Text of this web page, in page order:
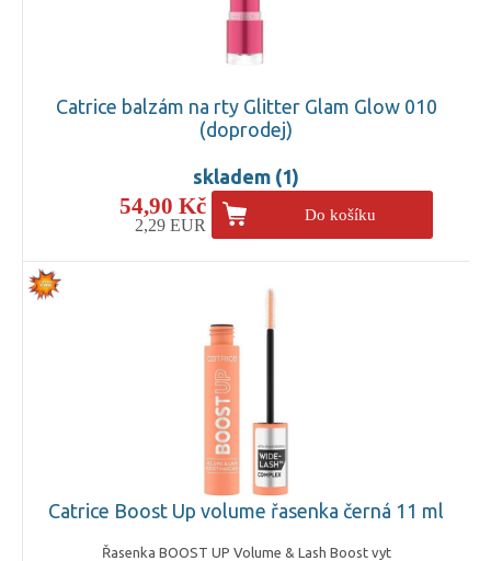
Catrice balzám na rty Glitter Glam Glow 010
(doprodej)
skladem (1)
54,90 Kč
2,29 EUR
Do košíku
Catrice Boost Up volume řasenka černá 11 ml
Řasenka BOOST UP Volume & Lash Boost vyt